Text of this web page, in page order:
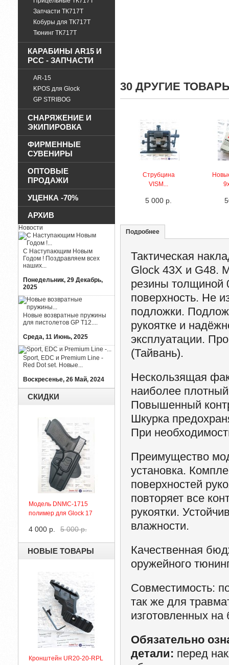
Запчасти ТК717Т
Кобуры для ТК717Т
Тюнинг ТК717Т
КАРАБИНЫ AR15 И
PCC - ЗАПЧАСТИ
AR-15
KPOS для Glock
GP STRIBOG
СНАРЯЖЕНИЕ И
ЭКИПИРОВКА
ФИРМЕННЫЕ
СУВЕНИРЫ
ОПТОВЫЕ
ПРОДАЖИ
УЦЕНКА -70%
АРХИВ
Новости
С Наступающим Новым
Годом ! Поздравляем всех
наших...
Понедельник, 29 Декабрь,
2025
Новые возвратные пружины
для пистолетов GP T12....
Среда, 11 Июнь, 2025
Sport, EDC и Premium Line -
Red Dot set. Новые...
Воскресенье, 26 Май, 2024
СКИДКИ
Модель DNMC-1715
полимер для Glock 17
4 000 р. 5 000 р.
НОВЫЕ ТОВАРЫ
Кронштейн UR20-20-RPL
30 ДРУГИЕ
Струбцина
VISM...
5 000 р.
Подробнее
Тактическая
Glock 43X и G48.
резины толщиной
поверхность. Не
подложки.
рукоятке и
эксплуатации.
(Тайвань).
Нескользящая
наиболее
Повышенный
Шкурка
При
Преимущество
установка.
поверхностей
повторяет все
рукоятки.
влажности.
Качественная
оружейного
Совместимость:
так же для
изготовленных
Обязательно
детали: перед